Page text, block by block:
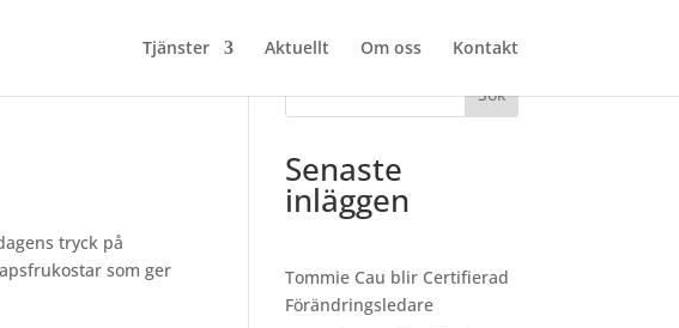
Tjänster Aktuellt Om oss Kontakt
tryck på
som ger
Sök
Senaste
inläggen
Tommie Cau blir Certifierad
Förändringsledare